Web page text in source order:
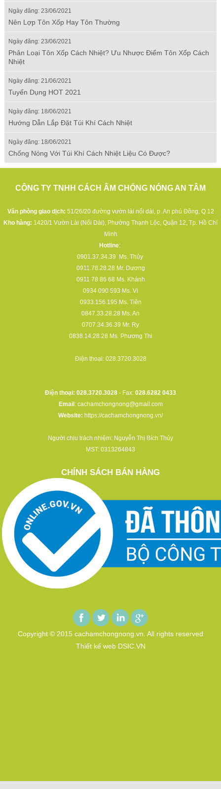
Ngày đăng: 23/06/2021
Nên Lợp Tôn Xốp Hay Tôn Thường
Ngày đăng: 23/06/2021
Phân Loại Tôn Xốp Cách Nhiệt? Ưu Nhược Điểm Tôn Xốp Cách
Nhiệt
Ngày đăng: 21/06/2021
Tuyển Dụng HOT 2021
Ngày đăng: 18/06/2021
Hướng Dẫn Lắp Đặt Túi Khí Cách Nhiệt
Ngày đăng: 18/06/2021
Chống Nóng Với Túi Khí Cách Nhiệt Liệu Có Được?
CÔNG TY TNHH CÁCH ÂM CHỐNG NÓNG AN TÂM
Văn phòng giao dịch: 51/26/20 đường vườn lài nối dài, p. An phú Đông, Q 12
Kho hàng: 1420/1 Vườn Lài (Nối Dài), Phường Thạnh Lộc, Quận 12, Tp. Hồ Chí
Minh
Hotline:
0901.37.34.39
Ms. Thủy
0911.78.28.28 Mr. Dương
0911 78 86 68 Ms. Khánh
0934 090 593 Ms. Vi
0933.156.195 Ms. Tiên
0847.33.28.28 Ms. An
0707.34.36.39 Mr. Ry
0838.14.28.28 Ms. Phương Thi
Điện thoại: 028.3720.3028
Điện thoại: 028.3720.3028 - Fax: 028.6282 0433
Email : cachamchongnong@gmail.com
Website: https://cachamchongnong.vn/
Người chịu trách nhiệm: Nguyễn Thị Bích Thủy
MST: 0313264843
CHÍNH SÁCH BÁN HÀNG
Copyright © 2015 cachamchongnong.vn. All rights reserved
Thiết kế web DSIC.VN